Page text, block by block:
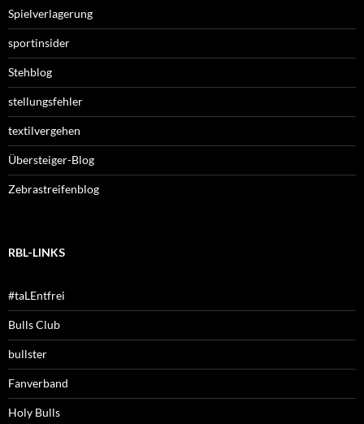
Spielverlagerung
sportinsider
Stehblog
stellungsfehler
textilvergehen
Übersteiger-Blog
Zebrastreifenblog
RBL-LINKS
#taLEntfrei
Bulls Club
bullster
Fanverband
Holy Bulls